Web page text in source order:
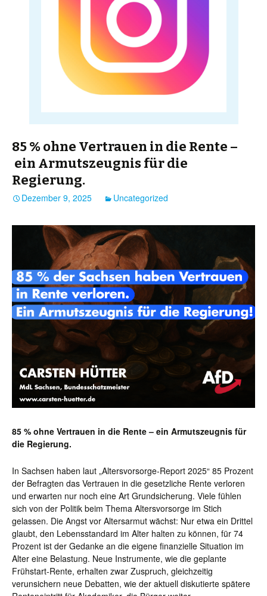
85 % ohne Vertrauen in die Rente –
ein Armutszeugnis für die
Regierung.
Dezember 9, 2025 Uncategorized
85 % ohne Vertrauen in die Rente – ein Armutszeugnis für
die Regierung.
In Sachsen haben laut „Altersvorsorge-Report 2025“ 85 Prozent
der Befragten das Vertrauen in die gesetzliche Rente verloren
und erwarten nur noch eine Art Grundsicherung. Viele fühlen
sich von der Politik beim Thema Altersvorsorge im Stich
gelassen. Die Angst vor Altersarmut wächst: Nur etwa ein Drittel
glaubt, den Lebensstandard im Alter halten zu können, für 74
Prozent ist der Gedanke an die eigene finanzielle Situation im
Alter eine Belastung. Neue Instrumente, wie die geplante
Frühstart-Rente, erhalten zwar Zuspruch, gleichzeitig
verunsichern neue Debatten, wie der aktuell diskutierte spätere